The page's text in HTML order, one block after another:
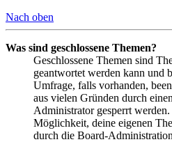
Nach oben
Was sind geschlossene Themen?
Geschlossene Themen sind
geantwortet werden kann und
Umfrage, falls vorhanden,
aus vielen Gründen durch
Administrator gesperrt
Möglichkeit, deine eigenen
durch die Board-